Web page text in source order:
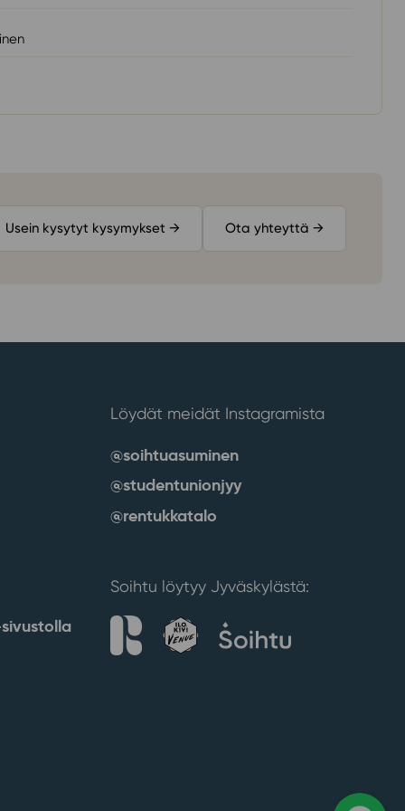
Usein kysytyt kysymykset→ Ota yhteyttä→
Löydät meidät Instagramista
@soihtuasuminen
@studentunionjyy
@rentukkatalo
Soihtu löytyy Jyväskylästä: